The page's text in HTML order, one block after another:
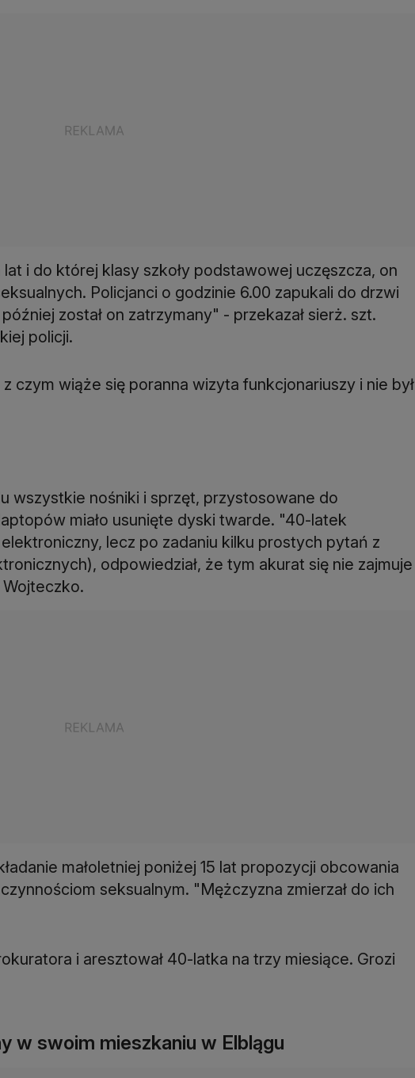
lat i do której klasy szkoły podstawowej uczęszcza, on
Policjanci o godzinie 6.00 zapukali do drzwi
został on zatrzymany" - przekazał sierż. szt.
policji.
czym wiąże się poranna wizyta funkcjonariuszy i nie był
wszystkie nośniki i sprzęt, przystosowane do
miało usunięte dyski twarde. "40-latek
lecz po zadaniu kilku prostych pytań z
odpowiedział, że tym akurat się nie zajmuje
małoletniej poniżej 15 lat propozycji obcowania
seksualnym. "Mężczyzna zmierzał do ich
i aresztował 40-latka na trzy miesiące. Grozi
w swoim mieszkaniu w Elblągu